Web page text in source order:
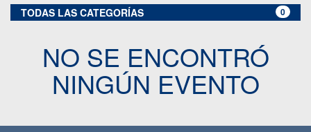
TODAS LAS CATEGORÍAS 0
NO SE ENCONTRÓ
NINGÚN EVENTO